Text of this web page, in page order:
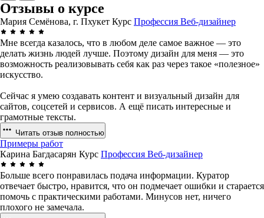
Отзывы о курсе
Мария Семёнова, г. Пхукет Курс Профессия Веб-дизайнер
Мне всегда казалось, что в любом деле самое важное — это
делать жизнь людей лучше. Поэтому дизайн для меня — это
возможность реализовывать себя как раз через такое «полезное»
искусство.
Сейчас я умею создавать контент и визуальный дизайн для
сайтов, соцсетей и сервисов. А ещё писать интересные и
грамотные тексты.
Читать отзыв полностью
Примеры работ
Карина Багдасарян Курс Профессия Веб-дизайнер
Больше всего понравилась подача информации. Куратор
отвечает быстро, нравится, что он подмечает ошибки и старается
помочь с практическими работами. Минусов нет, ничего
плохого не замечала.